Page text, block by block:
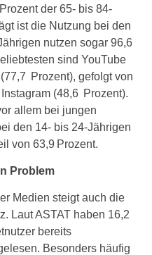
der 65- bis 84-
ist die Nutzung bei den
nutzen sogar 96,6
sind YouTube
Prozent), gefolgt von
(48,6 Prozent).
allem bei jungen
den 14- bis 24-Jährigen
von 63,9 Prozent.
Problem
Medien steigt auch die
Laut ASTAT haben 16,2
bereits
Besonders häufig